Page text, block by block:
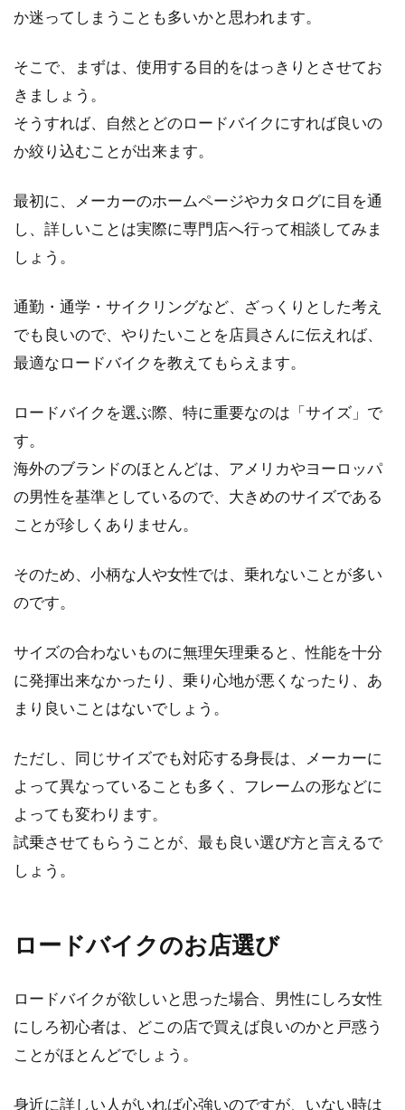
か迷ってしまうことも多いかと思われます。
そこで、まずは、使用する目的をはっきりとさせてお
きましょう。
そうすれば、自然とどのロードバイクにすれば良いの
か絞り込むことが出来ます。
最初に、メーカーのホームページやカタログに目を通
し、詳しいことは実際に専門店へ行って相談してみま
しょう。
通勤・通学・サイクリングなど、ざっくりとした考え
でも良いので、やりたいことを店員さんに伝えれば、
最適なロードバイクを教えてもらえます。
ロードバイクを選ぶ際、特に重要なのは「サイズ」で
す。
海外のブランドのほとんどは、アメリカやヨーロッパ
の男性を基準としているので、大きめのサイズである
ことが珍しくありません。
そのため、小柄な人や女性では、乗れないことが多い
のです。
サイズの合わないものに無理矢理乗ると、性能を十分
に発揮出来なかったり、乗り心地が悪くなったり、あ
まり良いことはないでしょう。
ただし、同じサイズでも対応する身長は、メーカーに
よって異なっていることも多く、フレームの形などに
よっても変わります。
試乗させてもらうことが、最も良い選び方と言えるで
しょう。
ロードバイクのお店選び
ロードバイクが欲しいと思った場合、男性にしろ女性
にしろ初心者は、どこの店で買えば良いのかと戸惑う
ことがほとんどでしょう。
身近に詳しい人がいれば心強いのですが、いない時は